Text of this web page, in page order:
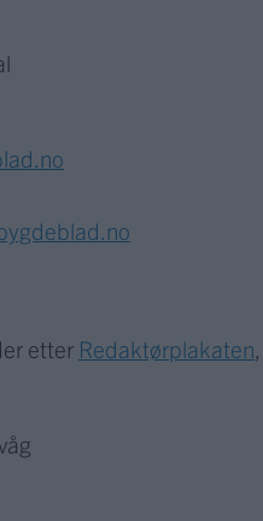
etter Redaktørplakaten